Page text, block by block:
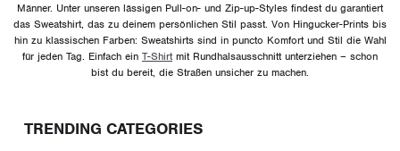
Männer. Unter unseren lässigen Pull-on- und Zip-up-Styles findest du garantiert
das Sweatshirt, das zu deinem persönlichen Stil passt. Von Hingucker-Prints bis
hin zu klassischen Farben: Sweatshirts sind in puncto Komfort und Stil die Wahl
für jeden Tag. Einfach ein T-Shirt mit Rundhalsausschnitt unterziehen – schon
bist du bereit, die Straßen unsicher zu machen.
TRENDING CATEGORIES